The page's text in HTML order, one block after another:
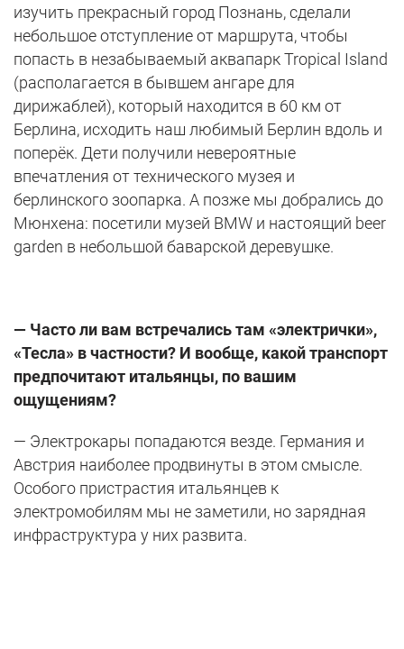
изучить прекрасный город Познань, сделали
небольшое отступление от маршрута, чтобы
попасть в незабываемый аквапарк Tropical Island
(располагается в бывшем ангаре для
дирижаблей), который находится в 60 км от
Берлина, исходить наш любимый Берлин вдоль и
поперёк. Дети получили невероятные
впечатления от технического музея и
берлинского зоопарка. А позже мы добрались до
Мюнхена: посетили музей BMW и настоящий beer
garden в небольшой баварской деревушке.
— Часто ли вам встречались там «электрички»,
«Тесла» в частности? И вообще, какой транспорт
предпочитают итальянцы, по вашим
ощущениям?
— Электрокары попадаются везде. Германия и
Австрия наиболее продвинуты в этом смысле.
Особого пристрастия итальянцев к
электромобилям мы не заметили, но зарядная
инфраструктура у них развита.